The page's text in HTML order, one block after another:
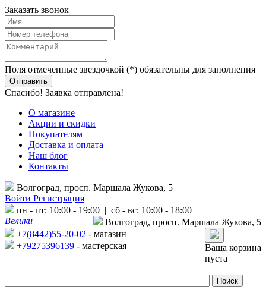
Заказать звонок
Поля отмеченные звездочкой (*) обязательны для заполнения
Спасибо! Заявка отправлена!
О магазине
Акции и скидки
Покупателям
Доставка и оплата
Наш блог
Контакты
Волгоград, просп. Маршала Жукова, 5
Войти Регистрация
пн - пт: 10:00 - 19:00 | сб - вс: 10:00 - 18:00
Велики
Волгоград, просп. Маршала Жукова, 5
+7(8442)55-20-02 - магазин
+79275396139 - мастерская
Ваша корзина
пуста